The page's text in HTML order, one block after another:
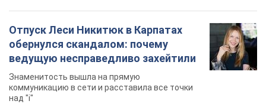
Отпуск Леси Никитюк в Карпатах
обернулся скандалом: почему
ведущую несправедливо захейтили
Знаменитость вышла на прямую
коммуникацию в сети и расставила все точки
над "i"